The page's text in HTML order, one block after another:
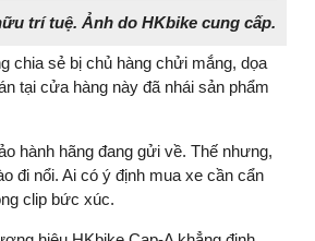
trí tuệ. Ảnh do HKbike cung cấp.
chia sẻ bị chủ hàng chửi mắng, dọa
tại cửa hàng này đã nhái sản phẩm
hành hãng đang gửi về. Thế nhưng,
đi nổi. Ai có ý định mua xe cần cẩn
clip bức xúc.